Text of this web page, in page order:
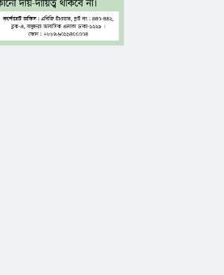
মাকে খুঁজতে এসে
মিলল পলিথিনে